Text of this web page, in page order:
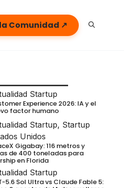
Comunidad ↗
Startup
Experience 2026: IA y el
factor humano
Startup, Startup
Unidos
Gigabay: 116 metros y
de 400 toneladas para
en Florida
Startup
5.6 Sol Ultra vs Claude Fable 5: